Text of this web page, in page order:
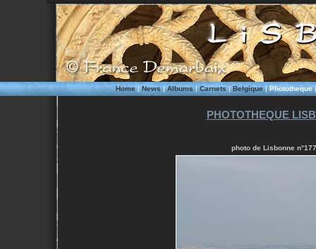
Home|News|Albums|Carnets|Belgique|Phototheque
PHOTOTHEQUE
photo de Lisbonne